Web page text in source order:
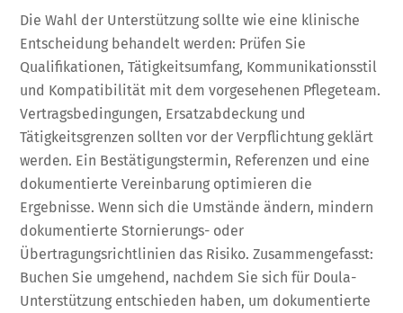
Die Wahl der Unterstützung sollte wie eine klinische
Entscheidung behandelt werden: Prüfen Sie
Qualifikationen, Tätigkeitsumfang, Kommunikationsstil
und Kompatibilität mit dem vorgesehenen Pflegeteam.
Vertragsbedingungen, Ersatzabdeckung und
Tätigkeitsgrenzen sollten vor der Verpflichtung geklärt
werden. Ein Bestätigungstermin, Referenzen und eine
dokumentierte Vereinbarung optimieren die
Ergebnisse. Wenn sich die Umstände ändern, mindern
dokumentierte Stornierungs- oder
Übertragungsrichtlinien das Risiko. Zusammengefasst:
Buchen Sie umgehend, nachdem Sie sich für Doula-
Unterstützung entschieden haben, um dokumentierte